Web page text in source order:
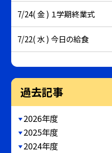
7/24( 金 ) １学期終業式
7/22( 水 ) 今日の給食
過去記事
2026年度
2025年度
2024年度